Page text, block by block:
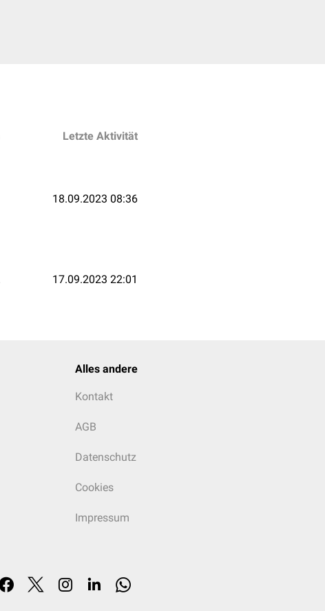
Letzte Aktivität
18.09.2023 08:36
17.09.2023 22:01
Alles andere
Kontakt
AGB
Datenschutz
Cookies
Impressum